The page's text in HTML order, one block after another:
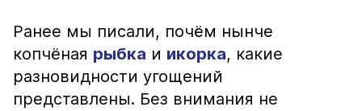
Ранее мы писали, почём нынче
копчёная рыбка и икорка, какие
разновидности угощений
представлены. Без внимания не